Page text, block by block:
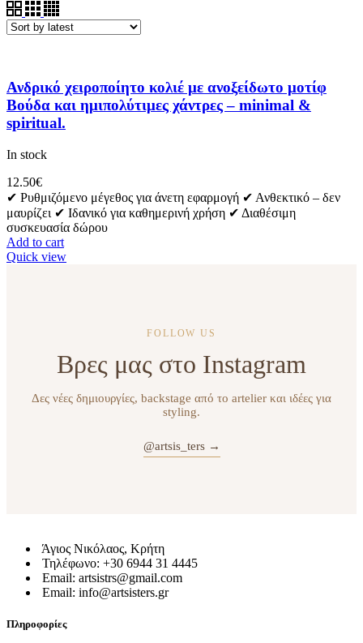
Ανδρικό χειροποίητο κολιέ με ανοξείδωτο μοτίφ
Βούδα και ημιπολύτιμες χάντρες – minimal &
spiritual.
In stock
12.50€
✔ Ρυθμιζόμενο μέγεθος για άνετη εφαρμογή ✔ Ανθεκτικό – δεν
μαυρίζει ✔ Ιδανικό για καθημερινή χρήση ✔ Διαθέσιμη
συσκευασία δώρου
Add to cart
Quick view
FOLLOW US
Βρες μας στο Instagram
Δες νέες δημιουργίες, backstage από το artelier και ιδέες για
styling.
@artsis_ters →
Άγιος Νικόλαος, Κρήτη
Τηλέφωνο: +30 6944 31 4445
Email: artsistrs@gmail.com
Email: info@artsisters.gr
Πληροφορίες